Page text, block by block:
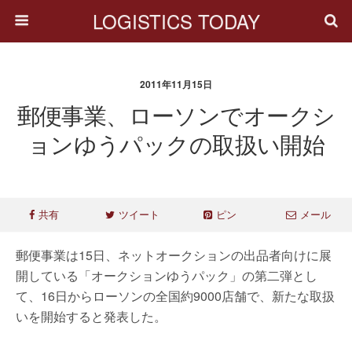
LOGISTICS TODAY
2011年11月15日
郵便事業、ローソンでオークシ
ョンゆうパックの取扱い開始
共有 ツイート ピン メール
郵便事業は15日、ネットオークションの出品者向けに展
開している「オークションゆうパック」の第二弾とし
て、16日からローソンの全国約9000店舗で、新たな取扱
いを開始すると発表した。